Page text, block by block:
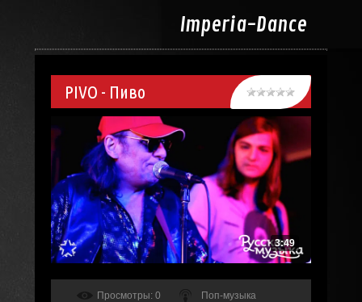
Imperia-Dance
PIVO - Пиво
3:49
Просмотры: 0 Поп-музыка